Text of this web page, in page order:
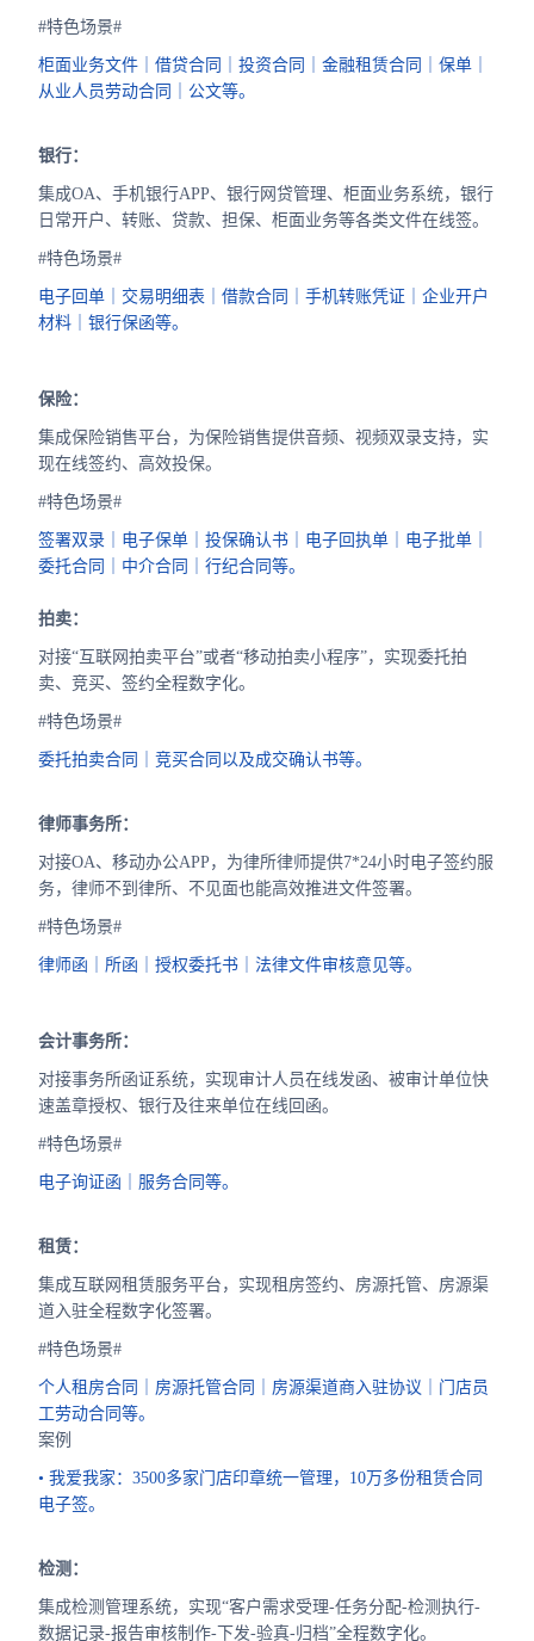
#特色场景#
柜面业务文件｜借贷合同｜投资合同｜金融租赁合同｜保单｜
从业人员劳动合同｜公文等。
银行：
集成OA、手机银行APP、银行网贷管理、柜面业务系统，银行
日常开户、转账、贷款、担保、柜面业务等各类文件在线签。
#特色场景#
电子回单｜交易明细表｜借款合同｜手机转账凭证｜企业开户
材料｜银行保函等。
保险：
集成保险销售平台，为保险销售提供音频、视频双录支持，实
现在线签约、高效投保。
#特色场景#
签署双录｜电子保单｜投保确认书｜电子回执单｜电子批单｜
委托合同｜中介合同｜行纪合同等。
拍卖：
对接“互联网拍卖平台”或者“移动拍卖小程序”，实现委托拍
卖、竞买、签约全程数字化。
#特色场景#
委托拍卖合同｜竞买合同以及成交确认书等。
律师事务所：
对接OA、移动办公APP，为律所律师提供7*24小时电子签约服
务，律师不到律所、不见面也能高效推进文件签署。
#特色场景#
律师函｜所函｜授权委托书｜法律文件审核意见等。
会计事务所：
对接事务所函证系统，实现审计人员在线发函、被审计单位快
速盖章授权、银行及往来单位在线回函。
#特色场景#
电子询证函｜服务合同等。
租赁：
集成互联网租赁服务平台，实现租房签约、房源托管、房源渠
道入驻全程数字化签署。
#特色场景#
个人租房合同｜房源托管合同｜房源渠道商入驻协议｜门店员
工劳动合同等。
案例
• 我爱我家：3500多家门店印章统一管理，10万多份租赁合同
电子签。
检测：
集成检测管理系统，实现“客户需求受理-任务分配-检测执行-
数据记录-报告审核制作-下发-验真-归档”全程数字化。